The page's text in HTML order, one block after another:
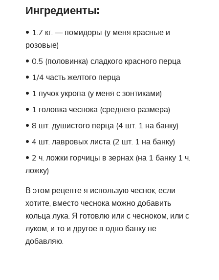
Ингредиенты:
1.7 кг. — помидоры (у меня красные и
розовые)
0.5 (половинка) сладкого красного перца
1/4 часть желтого перца
1 пучок укропа (у меня с зонтиками)
1 головка чеснока (среднего размера)
8 шт. душистого перца (4 шт. 1 на банку)
4 шт. лавровых листа (2 шт. 1 на банку)
2 ч. ложки горчицы в зернах (на 1 банку 1 ч.
ложку)
В этом рецепте я использую чеснок, если
хотите, вместо чеснока можно добавить
кольца лука. Я готовлю или с чесноком, или с
луком, и то и другое в одно банку не
добавляю.